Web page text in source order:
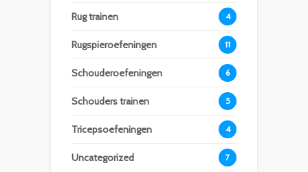
Rug trainen 4
Rugspieroefeningen 11
Schouderoefeningen 6
Schouders trainen 5
Tricepsoefeningen 4
Uncategorized 7